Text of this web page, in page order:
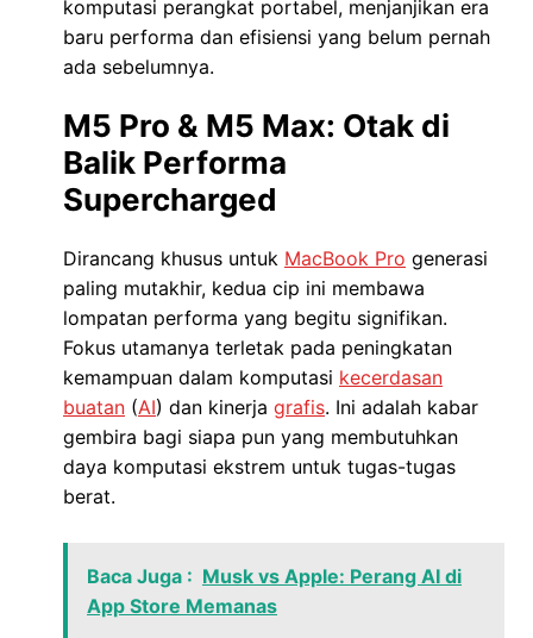
komputasi perangkat portabel, menjanjikan era
baru performa dan efisiensi yang belum pernah
ada sebelumnya.
M5 Pro & M5 Max: Otak di
Balik Performa
Supercharged
Dirancang khusus untuk MacBook Pro generasi
paling mutakhir, kedua cip ini membawa
lompatan performa yang begitu signifikan.
Fokus utamanya terletak pada peningkatan
kemampuan dalam komputasi kecerdasan
buatan (AI) dan kinerja grafis. Ini adalah kabar
gembira bagi siapa pun yang membutuhkan
daya komputasi ekstrem untuk tugas-tugas
berat.
Baca Juga : Musk vs Apple: Perang AI di
App Store Memanas